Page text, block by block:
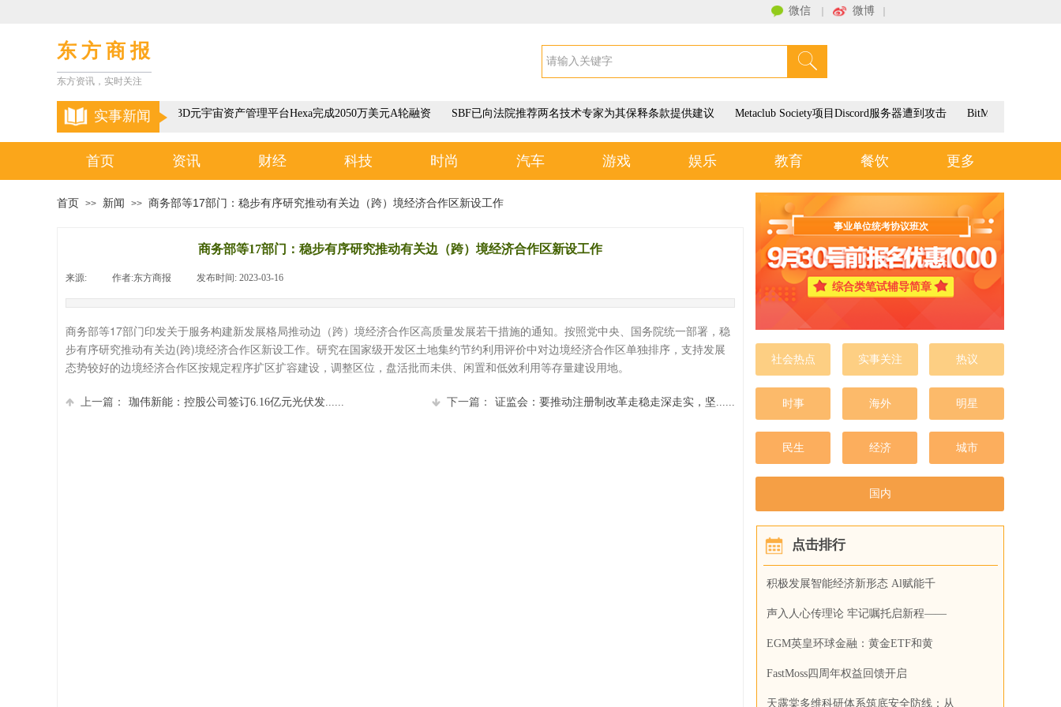
微博
微信
以色列3D元宇宙资产管理平台Hexa完成2050万美元A轮融资 SBF已向法院推荐两名技术专家为其保释条款提供建议 Metaclub Society项目Discord服务器遭到攻击 BitMEX将于3月9
东 方 商 报
实事新闻
东方资讯，实时关注
首页 资讯 财经 科技 时尚 汽车 游戏 娱乐 教育 餐饮 更多
首页 >> 新闻 >> 商务部等17部门：稳步有序研究推动有关边（跨）境经济合作区新设工作
事业单位统考协议班次
商务部等17部门：稳步有序研究推动有关边（跨）境经济合作区新设工作
来源: 作者:东方商报 发布时间: 2023-03-16
商务部等17部门印发关于服务构建新发展格局推动边（跨）境经济合作区高质量发展若干措施的通知。按照党中央、国务院统一部署，稳
步有序研究推动有关边(跨)境经济合作区新设工作。研究在国家级开发区土地集约节约利用评价中对边境经济合作区单独排序，支持发展
态势较好的边境经济合作区按规定程序扩区扩容建设，调整区位，盘活批而未供、闲置和低效利用等存量建设用地。
上一篇： 珈伟新能：控股公司签订6.16亿元光伏发...... 下一篇： 证监会：要推动注册制改革走稳走深走实，坚......
综合类笔试辅导简章
热议
实事关注
社会热点
时事 海外 明星
城市
民生 经济
国内
点击排行
积极发展智能经济新形态 Al赋能千
声入人心传理论 牢记嘱托启新程——
EGM英皇环球金融：黄金ETF和黄
FastMoss四周年权益回馈开启
天露棠多维科研体系筑底安全防线：从